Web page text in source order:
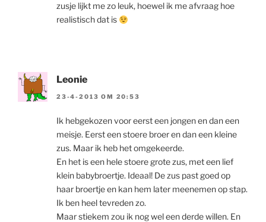
zusje lijkt me zo leuk, hoewel ik me afvraag hoe
realistisch dat is
Leonie
23-4-2013 OM 20:53
Ik hebgekozen voor eerst een jongen en dan een
meisje. Eerst een stoere broer en dan een kleine
zus. Maar ik heb het omgekeerde.
En het is een hele stoere grote zus, met een lief
klein babybroertje. Ideaal! De zus past goed op
haar broertje en kan hem later meenemen op stap.
Ik ben heel tevreden zo.
Maar stiekem zou ik nog wel een derde willen. En